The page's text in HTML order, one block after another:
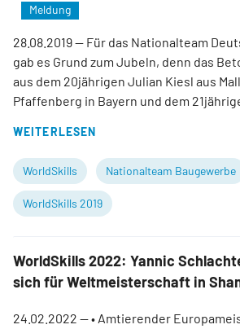
Meldung
28.08.2019— Für das Nationalteam
gab es Grund zum Jubeln, denn das
aus dem 20jährigen Julian Kiesl aus
Pfaffenberg in Bayern und dem
WEITERLESEN
WorldSkills Nationalteam Baugewerbe
WorldSkills 2019
WorldSkills 2022: Yannic
sich für Weltmeisterschaft in
24.02.2022 — • Amtierender